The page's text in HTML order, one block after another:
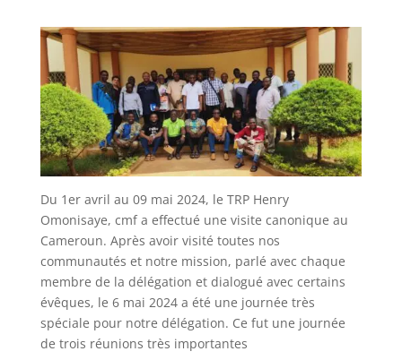
Du 1er avril au 09 mai 2024, le TRP Henry
Omonisaye, cmf a effectué une visite canonique au
Cameroun. Après avoir visité toutes nos
communautés et notre mission, parlé avec chaque
membre de la délégation et dialogué avec certains
évêques, le 6 mai 2024 a été une journée très
spéciale pour notre délégation. Ce fut une journée
de trois réunions très importantes